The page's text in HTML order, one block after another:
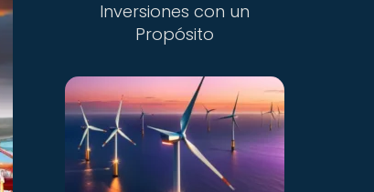
Inversiones con un
Propósito